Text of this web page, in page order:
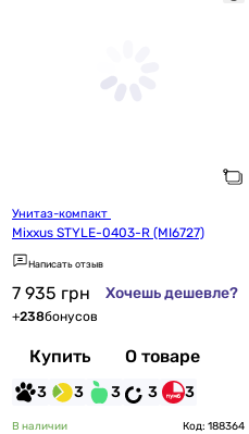
Mixxus STYLE-0403-R (MI6727)
Написать отзыв
7 935 грн Хочешь дешевле?
+238бонусов
Купить О товаре
3 3 3 3 3
В наличии Код: 188364